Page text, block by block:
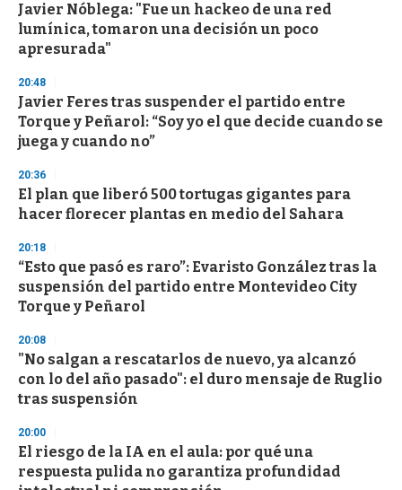
Javier Nóblega: "Fue un hackeo de una red
lumínica, tomaron una decisión un poco
apresurada"
20:48
Javier Feres tras suspender el partido entre
Torque y Peñarol: “Soy yo el que decide cuando se
juega y cuando no”
20:36
El plan que liberó 500 tortugas gigantes para
hacer florecer plantas en medio del Sahara
20:18
“Esto que pasó es raro”: Evaristo González tras la
suspensión del partido entre Montevideo City
Torque y Peñarol
20:08
"No salgan a rescatarlos de nuevo, ya alcanzó
con lo del año pasado": el duro mensaje de Ruglio
tras suspensión
20:00
El riesgo de la IA en el aula: por qué una
respuesta pulida no garantiza profundidad